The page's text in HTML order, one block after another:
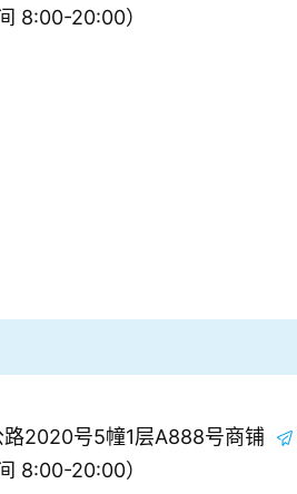
8:00-20:00）
2020号5幢1层A888号商铺
8:00-20:00）